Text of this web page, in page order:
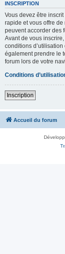
INSCRIPTION
Vous devez être
rapide et vous offre
peuvent accorder des
Avant de vous
conditions
également prendre le
forum lors de votre
Conditions
Inscription
Accueil du forum